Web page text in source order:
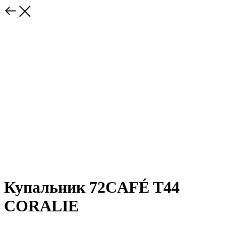
Купальник 72CAFÉ T44
CORALIE